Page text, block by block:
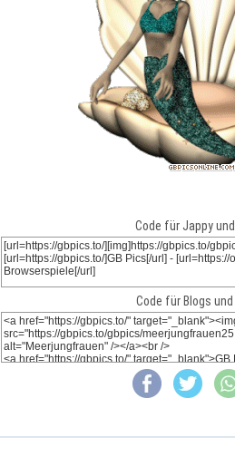
Code für Jappy und
Code für Blogs und